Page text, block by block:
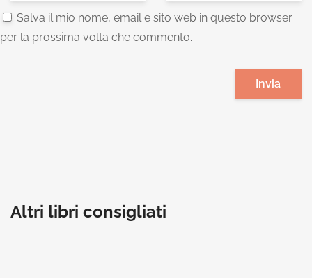
Salva il mio nome, email e sito web in questo browser
per la prossima volta che commento.
Altri libri consigliati